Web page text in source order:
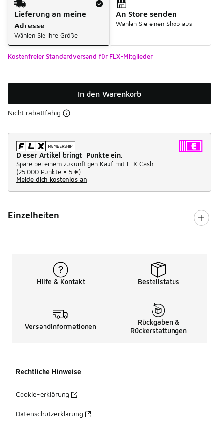
Lieferung an meine
Adresse
Wählen Sie Ihre Größe
An Store senden
Wählen Sie einen Shop aus
Kostenfreier Standardversand für FLX-Mitglieder
In den Warenkorb
Nicht rabattfähig
Dieser Artikel bringt Punkte ein.
Spare bei einem zukünftigen Kauf mit FLX Cash.
(25.000 Punkte = 5 €)
Melde dich kostenlos an
Einzelheiten
Hilfe & Kontakt Bestellstatus
Versandinformationen
Rückgaben &
Rückerstattungen
Rechtliche Hinweise
Cookie-erklärung
Datenschutzerklärung